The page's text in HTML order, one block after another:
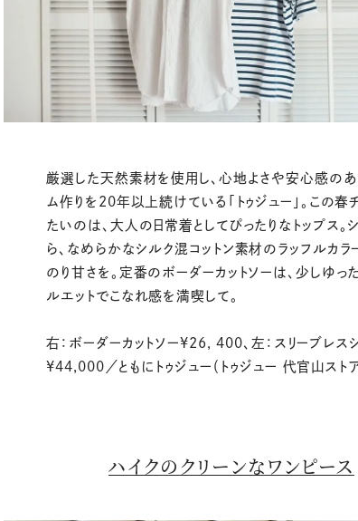
厳選した天然素材を使用し、心地よさや安心感のあ
ム作りを20年以上続けている「トゥジュー」。この春
たいのは、大人の日常着としてぴったりなトップス。
ら、なめらかなシルク混コットン素材のラッフルカラ
のり甘さを。定番のボーダーカットソーは、少しゆっ
ルエットでこなれ感を満喫して。
右：ボーダーカットソー¥26, 400、左：スリーブレス
¥44,000／ともにトゥジュー（トゥジュー 代官山スト
ハイクのクリーンなワンピース